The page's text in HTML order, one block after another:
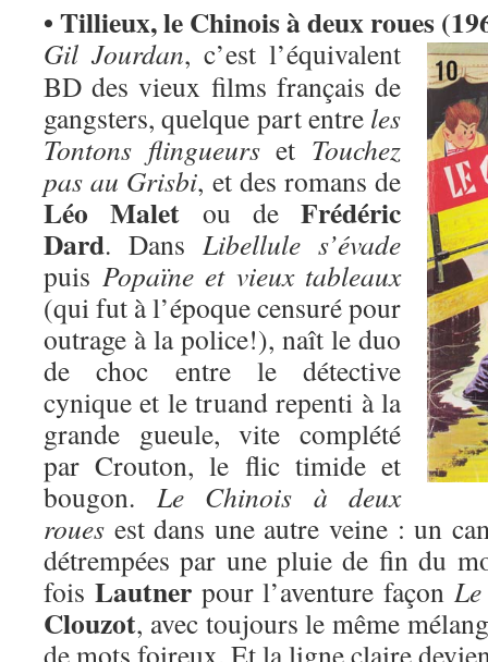
• Tillieux, le Chinois à deux roues
Gil Jourdan, c’est l’équivalent
BD des vieux films français de
gangsters, quelque part entre les
Tontons flingueurset Touchez
pas au Grisbi, et des romans de
Léo Malet ou de Frédéric
Dard. Dans Libellule s’évade
puis Popaïne et vieux tableaux
(qui fut à l’époque censuré pour
outrage à la police!), naît le duo
de choc entre le détective
cynique et le truand repenti à la
grande gueule, vite complété
par Crouton, le flic timide et
bougon. Le Chinois à deux
roues est dans une autre veine : un
détrempées par une pluie de fin du
fois Lautnerpour l’aventure façon
Clouzot, avec toujours le même
de mots foireux. Et la ligne claire